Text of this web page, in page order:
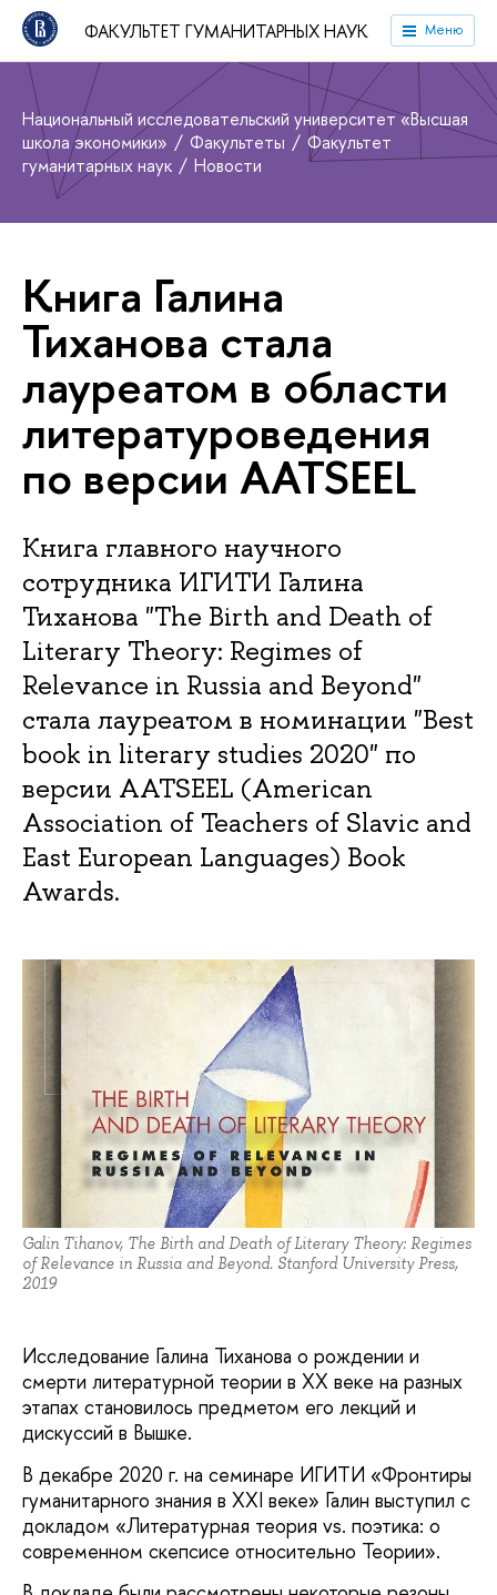
ФАКУЛЬТЕТ ГУМАНИТАРНЫХ НАУК Меню
Национальный исследовательский университет «Высшая
школа экономики»
Факультеты
Факультет
гуманитарных наук
Новости
Книга Галина
Тиханова стала
лауреатом в области
литературоведения
по версии AATSEEL
Книга главного научного
сотрудника ИГИТИ Галина
Тиханова "The Birth and Death of
Literary Theory: Regimes of
Relevance in Russia and Beyond"
стала лауреатом в номинации "Best
book in literary studies 2020" по
версии AATSEEL (American
Association of Teachers of Slavic and
East European Languages) Book
Awards.
Galin Tihanov, The Birth and Death of Literary Theory: Regimes
of Relevance in Russia and Beyond. Stanford University Press,
2019
Исследование Галина Тиханова о рождении и
смерти литературной теории в ХХ веке на разных
этапах становилось предметом его лекций и
дискуссий в Вышке.
В декабре 2020 г. на семинаре ИГИТИ «Фронтиры
гуманитарного знания в XXI веке» Галин выступил с
докладом «Литературная теория vs. поэтика: о
современном скепсисе относительно Теории».